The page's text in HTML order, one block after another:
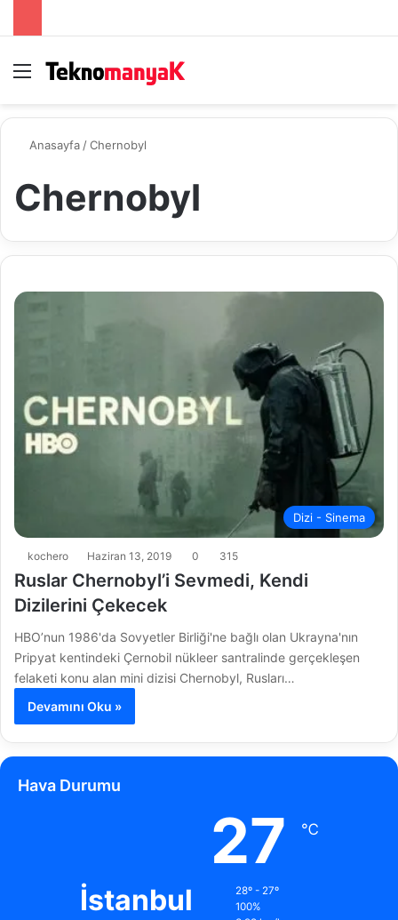
Menü
Anasayfa /Chernobyl
Chernobyl
Dizi - Sinema
kochero Haziran 13, 2019 0 315
Ruslar Chernobyl’i Sevmedi, Kendi
Dizilerini Çekecek
HBO’nun 1986'da Sovyetler Birliği'ne bağlı olan Ukrayna'nın
Pripyat kentindeki Çernobil nükleer santralinde gerçekleşen
felaketi konu alan mini dizisi Chernobyl, Rusları…
Devamını Oku »
Hava Durumu
İstanbul
27 ℃
28º - 27º
100%